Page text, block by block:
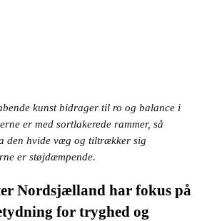
kunst bidrager til ro og balance i
er med sortlakerede rammer, så
den hvide væg og tiltrækker sig
er støjdæmpende.
Nordsjælland har fokus på
for tryghed og